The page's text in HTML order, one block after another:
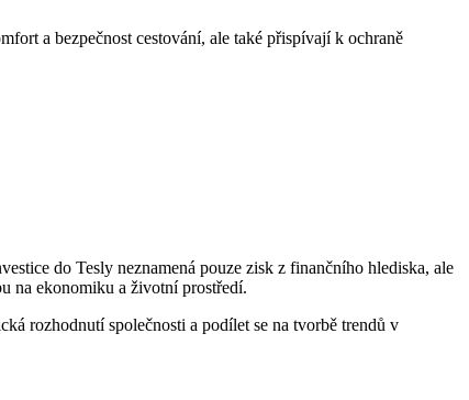
a bezpečnost cestování, ale také přispívají k ochraně
do Tesly neznamená pouze zisk z finančního hlediska, ale
na ekonomiku a životní prostředí.
rozhodnutí společnosti a podílet se na tvorbě trendů v